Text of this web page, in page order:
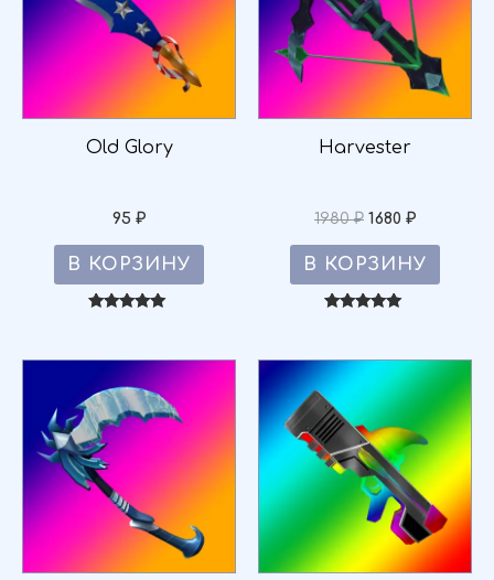
Old Glory
95 ₽
В КОРЗИНУ
Harvester
1980₽ 1680 ₽
В КОРЗИНУ